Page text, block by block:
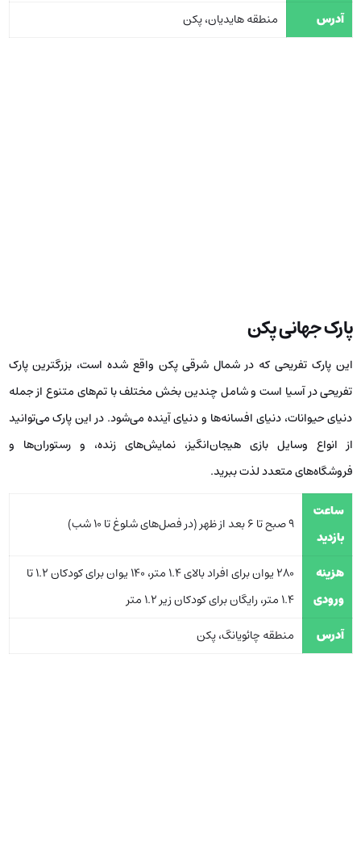
آدرس
منطقه هایدیان، پکن
پارک جهانی پکن
این پارک تفریحی که در شمال شرقی پکن واقع شده است، بزرگترین پارک
تفریحی در آسیا است و شامل چندین بخش مختلف با تم‌های متنوع از جمله
دنیای حیوانات، دنیای افسانه‌ها و دنیای آینده می‌شود. در این پارک می‌توانید
از انواع وسایل بازی هیجان‌انگیز، نمایش‌های زنده، و رستوران‌ها و
فروشگاه‌های متعدد لذت ببرید.
ساعت
بازدید
9 صبح تا 6 بعد از ظهر (در فصل‌های شلوغ تا 10 شب)
هزینه
ورودی
280 یوان برای افراد بالای 1.4 متر، 140 یوان برای کودکان 1.2 تا
1.4 متر، رایگان برای کودکان زیر 1.2 متر
آدرس
منطقه چائویانگ، پکن